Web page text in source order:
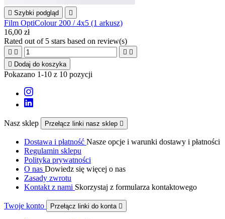
 Szybki podgląd 
Film OptiColour 200 / 4x5 (1 arkusz)
16,00 zł
Rated out of 5 stars based on review(s)
   
 Dodaj do koszyka
Pokazano 1-10 z 10 pozycji
Nasz sklep Przełącz linki nasz sklep 
Dostawa i płatność Nasze opcje i warunki dostawy i płatności
Regulamin sklepu
Polityka prywatności
O nas Dowiedz się więcej o nas
Zasady zwrotu
Kontakt z nami Skorzystaj z formularza kontaktowego
Twoje konto Przełącz linki do konta 